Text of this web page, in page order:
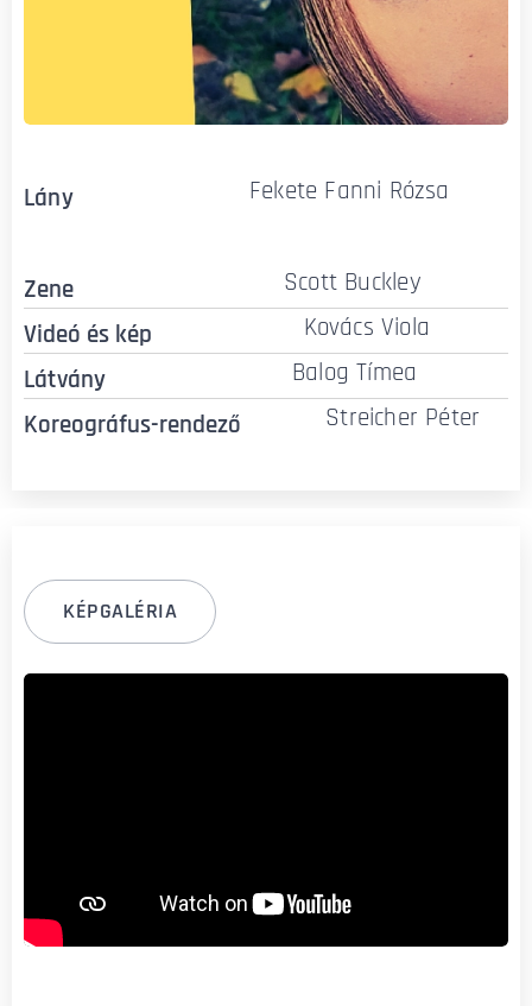
Lány Fekete Fanni Rózsa
Zene
Scott Buckley
Videó és kép
Kovács Viola
Látvány
Balog Tímea
Koreográfus-rendező
Streicher Péter
KÉPGALÉRIA